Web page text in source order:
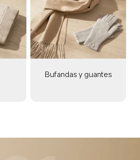
Bufandas y guantes